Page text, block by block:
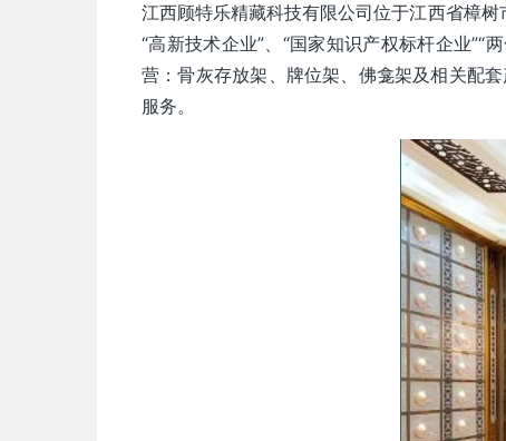
江西顾特乐精藏科技有限公司位于江西省樟
“高新技术企业”、“国家知识产权标杆企业”“
营：骨灰存放架、牌位架、佛龛架及相关配
服务。